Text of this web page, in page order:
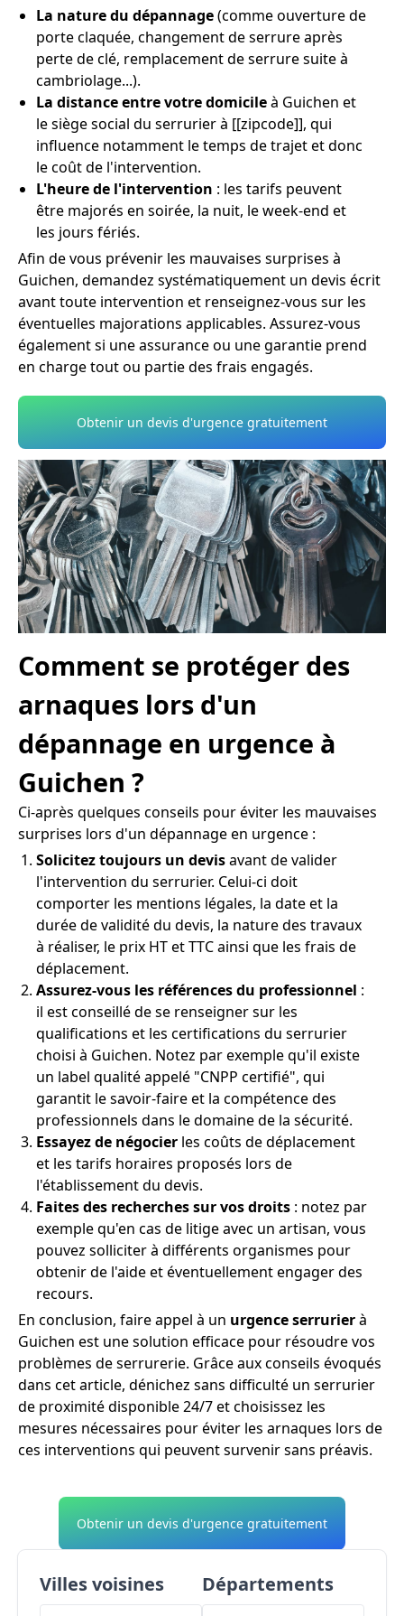
La nature du dépannage(comme ouverture de
porte claquée, changement de serrure après
perte de clé, remplacement de serrure suite à
cambriolage...).
La distance entre votre domicileà Guichen et
le siège social du serrurier à [[zipcode]], qui
influence notamment le temps de trajet et donc
le coût de l'intervention.
L'heure de l'intervention : les tarifs peuvent
être majorés en soirée, la nuit, le week-end et
les jours fériés.
Afin de vous prévenir les mauvaises surprises à
Guichen, demandez systématiquement un devis écrit
avant toute intervention et renseignez-vous sur les
éventuelles majorations applicables. Assurez-vous
également si une assurance ou une garantie prend
en charge tout ou partie des frais engagés.
Obtenir un devis d'urgence gratuitement
Comment se protéger des
arnaques lors d'un
dépannage en urgence à
Guichen ?
Ci-après quelques conseils pour éviter les mauvaises
surprises lors d'un dépannage en urgence :
Solicitez toujours un devisavant de valider
l'intervention du serrurier. Celui-ci doit
comporter les mentions légales, la date et la
durée de validité du devis, la nature des travaux
à réaliser, le prix HT et TTC ainsi que les frais de
déplacement.
Assurez-vous les références du professionnel :
il est conseillé de se renseigner sur les
qualifications et les certifications du serrurier
choisi à Guichen. Notez par exemple qu'il existe
un label qualité appelé "CNPP certifié", qui
garantit le savoir-faire et la compétence des
professionnels dans le domaine de la sécurité.
Essayez de négocier les coûts de déplacement
et les tarifs horaires proposés lors de
l'établissement du devis.
Faites des recherches sur vos droits : notez par
exemple qu'en cas de litige avec un artisan, vous
pouvez solliciter à différents organismes pour
obtenir de l'aide et éventuellement engager des
recours.
En conclusion, faire appel à un urgence serrurierà
Guichen est une solution efficace pour résoudre vos
problèmes de serrurerie. Grâce aux conseils évoqués
dans cet article, dénichez sans difficulté un serrurier
de proximité disponible 24/7 et choisissez les
mesures nécessaires pour éviter les arnaques lors de
ces interventions qui peuvent survenir sans préavis.
Obtenir un devis d'urgence gratuitement
Villes voisines Départements